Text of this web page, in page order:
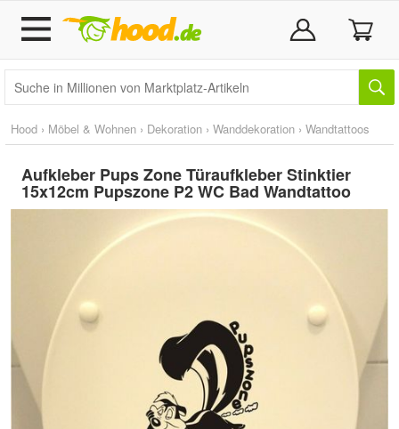
Hood › Möbel & Wohnen › Dekoration › Wanddekoration › Wandtattoos
Aufkleber Pups Zone Türaufkleber Stinktier
15x12cm Pupszone P2 WC Bad Wandtattoo